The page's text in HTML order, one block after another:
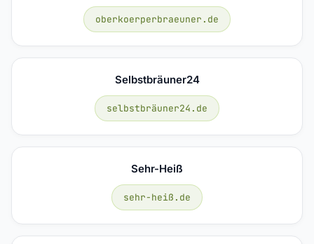
oberkoerperbraeuner.de
Selbstbräuner24
selbstbräuner24.de
Sehr-Heiß
sehr-heiß.de